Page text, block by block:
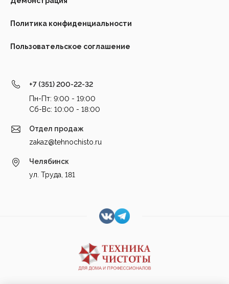
Политика конфиденциальности
Пользовательское соглашение
+7 (351) 200-22-32
Пн-Пт: 9:00 - 19:00
Cб-Вс: 10:00 - 18:00
Отдел продаж
zakaz@tehnochisto.ru
Челябинск
ул. Труда, 181